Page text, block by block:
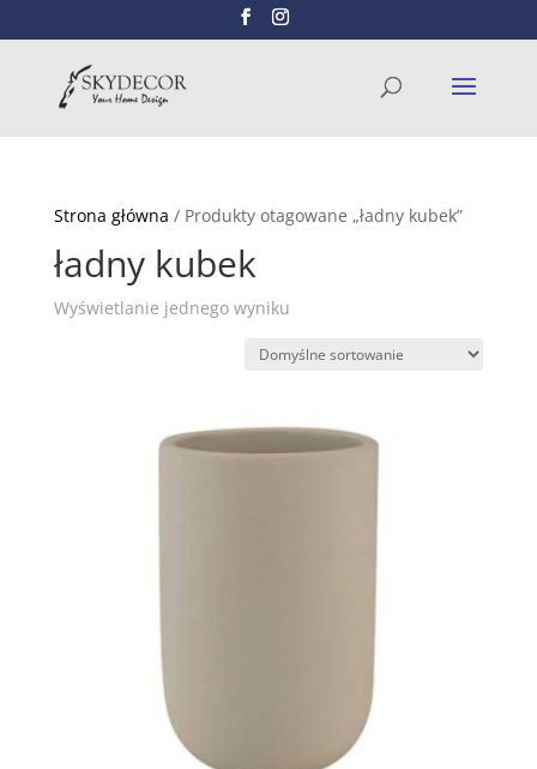
Strona główna / Produkty otagowane „ładny kubek”
ładny kubek
Wyświetlanie jednego wyniku